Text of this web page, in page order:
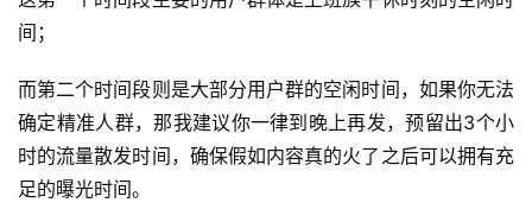
间；
而第二个时间段则是大部分用户群的空闲时间，如果你无法
确定精准人群，那我建议你一律到晚上再发，预留出3个小
时的流量散发时间，确保假如内容真的火了之后可以拥有充
足的曝光时间。